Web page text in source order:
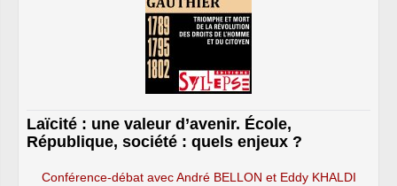
Laïcité : une valeur d’avenir. École,
République, société : quels enjeux ?
Conférence-débat avec André BELLON et Eddy KHALDI